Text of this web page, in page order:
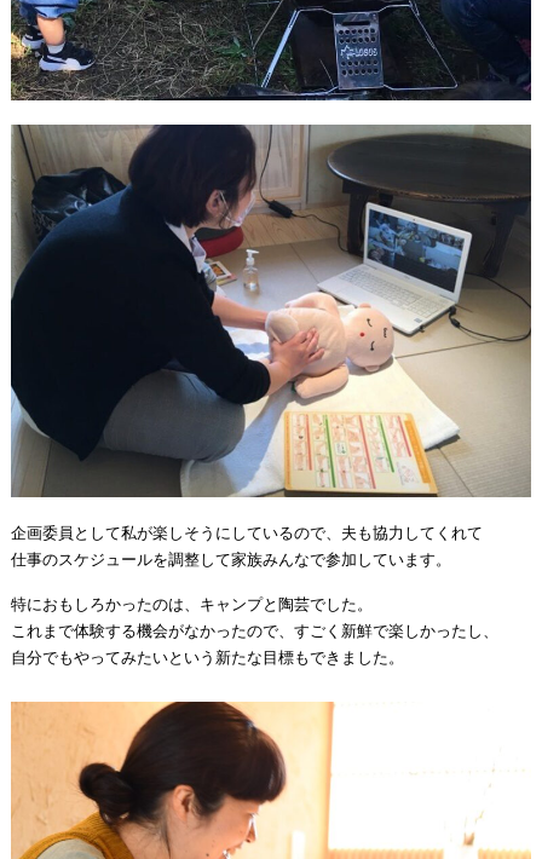
企画委員として私が楽しそうにしているので、夫も協力してくれて
仕事のスケジュールを調整して家族みんなで参加しています。
特におもしろかったのは、キャンプと陶芸でした。
これまで体験する機会がなかったので、すごく新鮮で楽しかったし、
自分でもやってみたいという新たな目標もできました。